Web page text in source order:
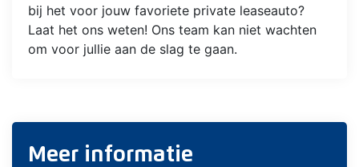
bij het voor jouw favoriete private leaseauto?
Laat het ons weten! Ons team kan niet wachten
om voor jullie aan de slag te gaan.
Meer informatie